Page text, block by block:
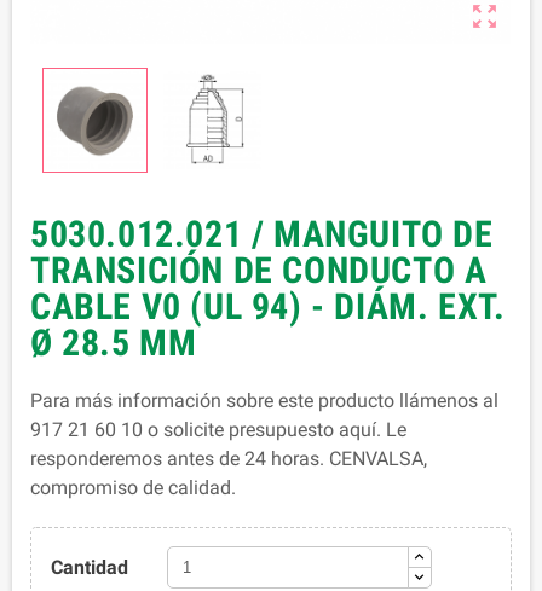

5030.012.021 / MANGUITO DE
TRANSICIÓN DE CONDUCTO A
CABLE V0 (UL 94) - DIÁM. EXT.
Ø 28.5 MM
Para más información sobre este producto llámenos al
917 21 60 10 o solicite presupuesto aquí. Le
responderemos antes de 24 horas. CENVALSA,
compromiso de calidad.
Cantidad